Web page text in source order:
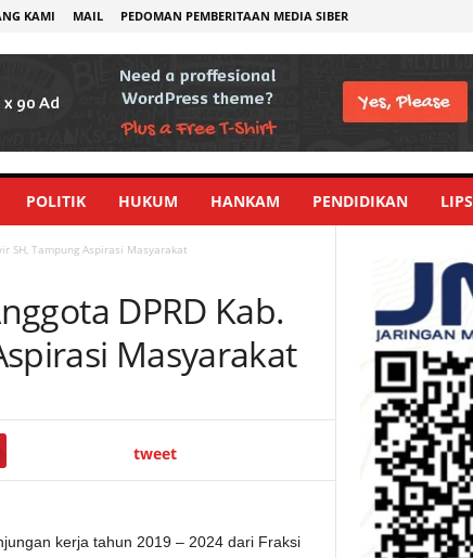
KAMI MAIL PEDOMAN PEMBERITAAN MEDIA SIBER
POLITIK HUKUM HANKAM PENDIDIKAN
SH, Tampung Aspirasi Masyarakat
DPRD Kab.
Masyarakat
tweet
kerja tahun 2019 – 2024 dari Fraksi